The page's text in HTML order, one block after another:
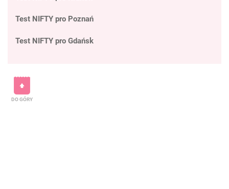
Test NIFTY pro Poznań
Test NIFTY pro Gdańsk
DO GÓRY